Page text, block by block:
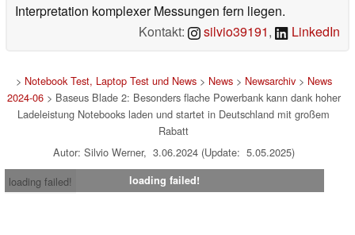
Interpretation komplexer Messungen fern liegen.
Kontakt:
silvio39191, LinkedIn
> Notebook Test, Laptop Test und News> News> Newsarchiv> News
2024-06> Baseus Blade 2: Besonders flache Powerbank kann dank hoher
Ladeleistung Notebooks laden und startet in Deutschland mit großem
Rabatt
Autor: Silvio Werner, 3.06.2024 (Update: 5.05.2025)
loading failed!
loading failed!